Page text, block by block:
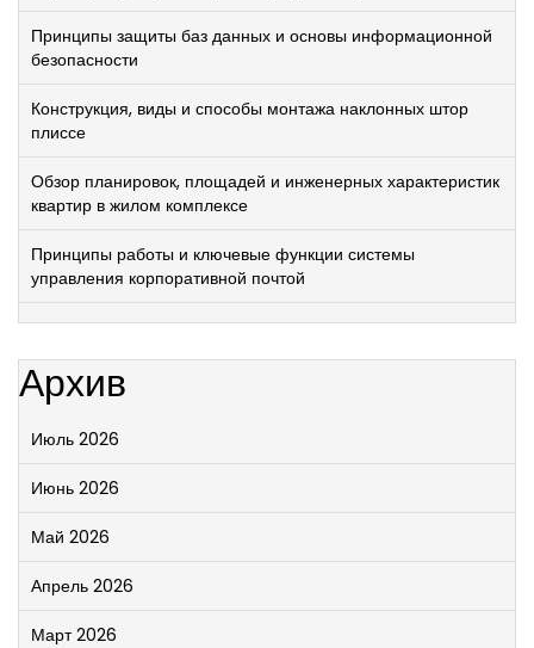
Принципы защиты баз данных и основы информационной
безопасности
Конструкция, виды и способы монтажа наклонных штор
плиссе
Обзор планировок, площадей и инженерных характеристик
квартир в жилом комплексе
Принципы работы и ключевые функции системы
управления корпоративной почтой
Архив
Июль 2026
Июнь 2026
Май 2026
Апрель 2026
Март 2026